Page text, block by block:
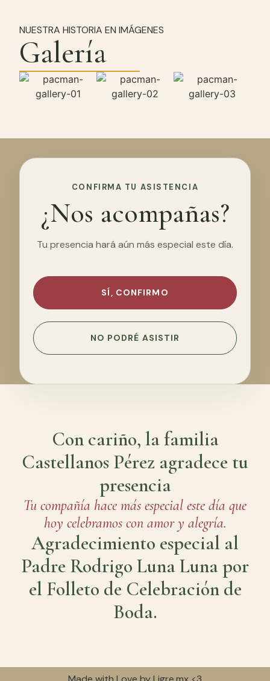
NUESTRA HISTORIA EN IMÁGENES
Galería
CONFIRMA TU ASISTENCIA
¿Nos acompañas?
Tu presencia hará aún más especial este día.
SÍ, CONFIRMO
NO PODRÉ ASISTIR
Con cariño, la familia
Castellanos Pérez agradece tu
presencia
Tu compañía hace más especial este día que
hoy celebramos con amor y alegría.
Agradecimiento especial al
Padre Rodrigo Luna Luna por
el Folleto de Celebración de
Boda.